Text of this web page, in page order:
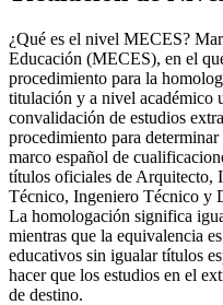
¿Qué es el nivel MECES?
Educación (MECES), en el
procedimiento para la
titulación y a nivel académico
convalidación de estudios
procedimiento para
marco español de
títulos oficiales de Arquitecto,
Técnico, Ingeniero Técnico y
La homologación significa
mientras que la equivalencia
educativos sin igualar títulos
hacer que los estudios en el
de destino.